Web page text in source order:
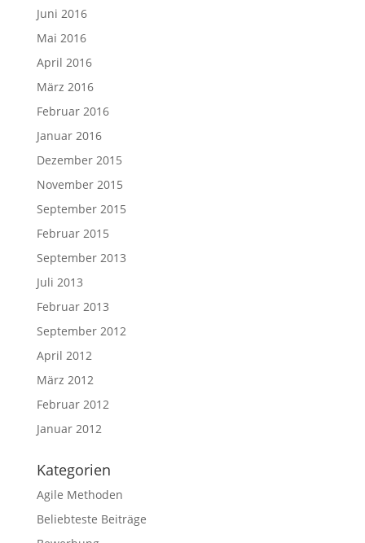
Juni 2016
Mai 2016
April 2016
März 2016
Februar 2016
Januar 2016
Dezember 2015
November 2015
September 2015
Februar 2015
September 2013
Juli 2013
Februar 2013
September 2012
April 2012
März 2012
Februar 2012
Januar 2012
Kategorien
Agile Methoden
Beliebteste Beiträge